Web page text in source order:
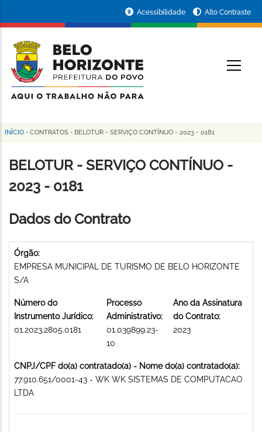
conteúdo
principal
da
Prefeitura
de
Horizonte
Acessibilidade Alto Contraste
Trilha
de
navegação
INÍCIO - CONTRATOS - BELOTUR - SERVIÇO CONTÍNUO - 2023 - 0181
BELOTUR - SERVIÇO CONTÍNUO -
2023 - 0181
Dados do Contrato
Órgão:
EMPRESA MUNICIPAL DE TURISMO DE BELO HORIZONTE
S/A
Número do
Instrumento Jurídico:
01.2023.2805.0181
Processo
Administrativo:
01.039899.23-
10
Ano da Assinatura
do Contrato:
2023
CNPJ/CPF do(a) contratado(a) - Nome do(a) contratado(a):
77.910.651/0001-43 - WK WK SISTEMAS DE COMPUTACAO
LTDA